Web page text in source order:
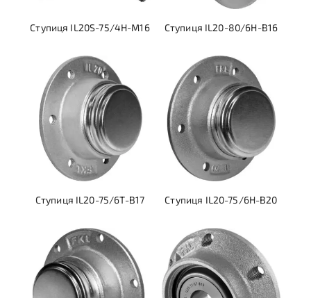
Ступиця IL20S-75/4H-M16 Ступиця IL20-80/6H-B16
Ступиця IL20-75/6T-B17 Ступиця IL20-75/6H-B20